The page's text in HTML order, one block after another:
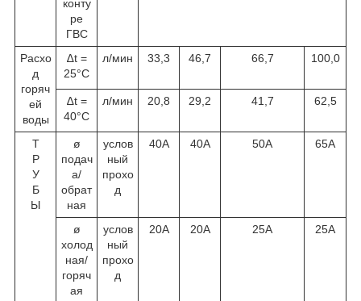
конту
ре
ГВС
Расхо
д
горяч
ей
воды
∆t =
25°С
л/мин 33,3 46,7 66,7 100,0
∆t =
40°С
л/мин 20,8 29,2 41,7 62,5
Т
Р
У
Б
Ы
ø
подач
а/
обрат
ная
услов
ный
прохо
д
40А 40А 50А 65А
ø
холод
ная/
горяч
ая
услов
ный
прохо
д
20А 20А 25А 25А